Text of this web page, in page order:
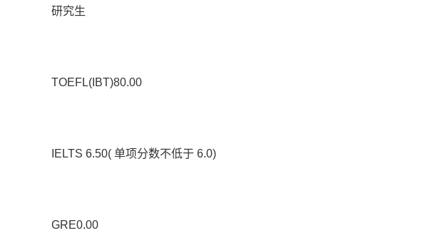
研究生
TOEFL(IBT)80.00
IELTS 6.50( 单项分数不低于 6.0)
GRE0.00